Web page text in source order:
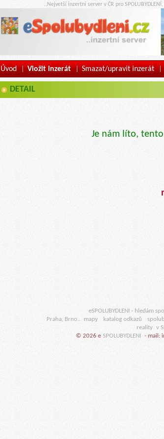
..Nejvetší inzertní server v ČR pro
Úvod | Vložit inzerát | Smazat/upravit inzerát |
DETAIL
Je nám líto,
eSPOLUBYDLENI - hledám
Praha, Brno..
mapy katalog odkazů
reality v
© 2026 e SPOLUBYDLENI - mail: